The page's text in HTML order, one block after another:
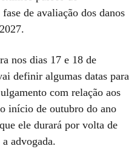
de avaliação dos danos
nos dias 17 e 18 de
definir algumas datas para
com relação aos
início de outubro do ano
ele durará por volta de
advogada.